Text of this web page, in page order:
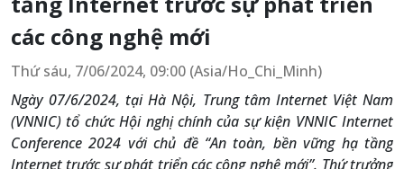
các công nghệ mới
Thứ sáu, 7/06/2024, 09:00 (Asia/Ho_Chi_Minh)
Ngày 07/6/2024, tại Hà Nội, Trung tâm Internet Việt Nam
(VNNIC) tổ chức Hội nghị chính của sự kiện VNNIC Internet
Conference 2024 với chủ đề “An toàn, bền vững hạ tầng
Internet trước sự phát triển các công nghệ mới”. Thứ trưởng